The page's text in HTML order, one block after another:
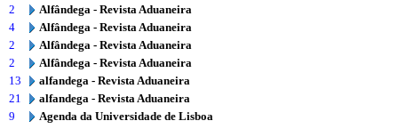
2
Alfândega - Revista Aduaneira
4
Alfândega - Revista Aduaneira
2
Alfândega - Revista Aduaneira
2
Alfândega - Revista Aduaneira
13
alfandega - Revista Aduaneira
21
alfandega - Revista Aduaneira
9
Agenda da Universidade de Lisboa